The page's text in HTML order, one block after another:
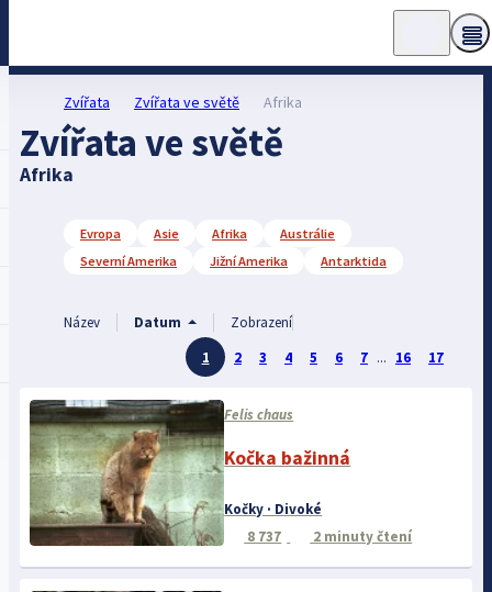
Zvířata Zvířata ve světě Afrika
Zvířata ve světě
Afrika
Evropa Asie Afrika
Austrálie
Severní Amerika
Jižní Amerika Antarktida
Název Datum
Zobrazení
1
2 3 4 5 6 7 ... 16 17
Felis chaus
Kočka bažinná
Kočky · Divoké
8 737
2 minuty čtení